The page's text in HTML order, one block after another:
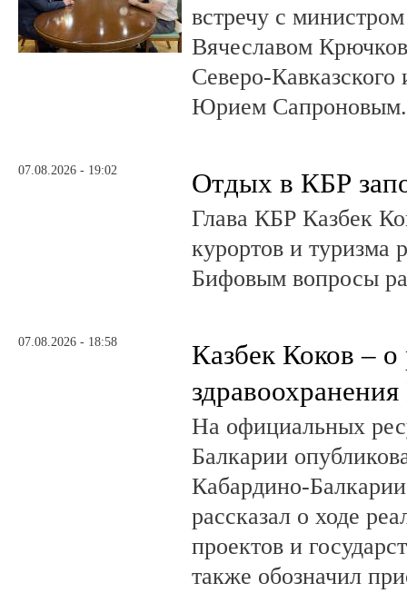
встречу с
Вячеславом
Северо-
Юрием
07.08.2026 - 19:02 Отдых в КБР
Глава КБР Казбек
курортов и туризма
Бифовым вопросы
07.08.2026 - 18:58
Казбек Коков – о
На официальных
Балкарии
Кабардино-
рассказал о ходе
проектов и
также обозначил